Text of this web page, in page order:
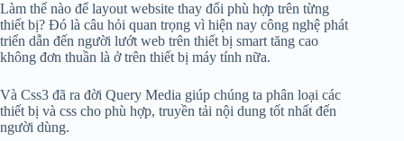
Làm thể nào để layout website thay đổi phù hợp trên từng
thiết bị? Đó là câu hỏi quan trọng vì hiện nay công nghệ phát
triển dẫn đến người lướt web trên thiết bị smart tăng cao
không đơn thuần là ở trên thiết bị máy tính nữa.
Và Css3 đã ra đời Query Media giúp chúng ta phân loại các
thiết bị và css cho phù hợp, truyền tải nội dung tốt nhất đến
người dùng.